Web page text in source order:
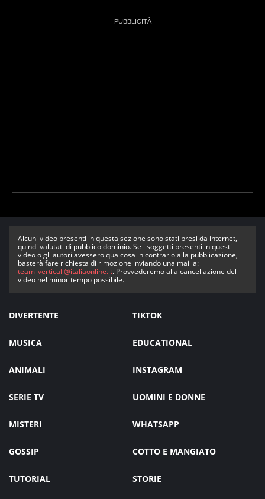
Alcuni video presenti in questa sezione sono stati presi da internet,
quindi valutati di pubblico dominio. Se i soggetti presenti in questi
video o gli autori avessero qualcosa in contrario alla pubblicazione,
basterà fare richiesta di rimozione inviando una mail a:
team_verticali@italiaonline.it. Provvederemo alla cancellazione del
video nel minor tempo possibile.
DIVERTENTE TIKTOK
MUSICA EDUCATIONAL
ANIMALI INSTAGRAM
SERIE TV UOMINI E DONNE
MISTERI WHATSAPP
GOSSIP COTTO E MANGIATO
TUTORIAL STORIE